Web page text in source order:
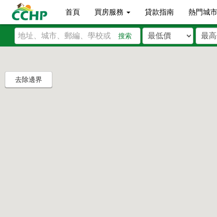
首頁 買房服務 貸款指南 熱門城
搜索
去除邊界